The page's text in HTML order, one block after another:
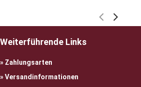
Weiterführende Links
Zahlungsarten
Versandinformationen